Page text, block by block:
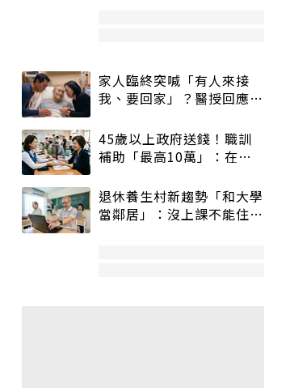
家人臨終突喊「有人來接
我、要回家」？醫授回應方
45歲以上政府送錢！職訓
補助「最高10萬」：在
退休養生村新趨勢「和大學
當鄰居」：沒上課不能住、